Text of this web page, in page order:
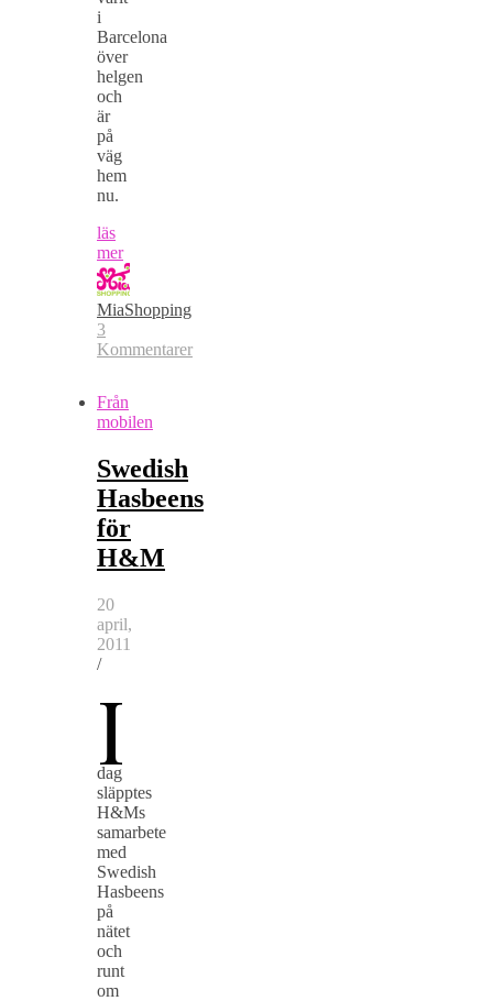
i
Barcelona
över
helgen
och
är
på
väg
hem
nu.
läs
mer
MiaShopping
3
Kommentarer
Från
mobilen
Swedish
Hasbeens
för
H&M
20
april,
2011
/
I
dag
släpptes
H&Ms
samarbete
med
Swedish
Hasbeens
på
nätet
och
runt
om